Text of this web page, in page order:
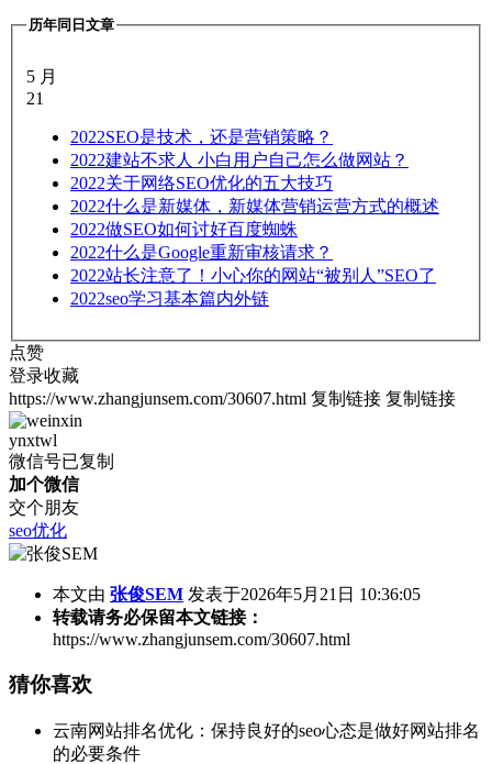
历年同日文章
5 月
21
2022SEO是技术，还是营销策略？
2022建站不求人 小白用户自己怎么做网站？
2022关于网络SEO优化的五大技巧
2022什么是新媒体，新媒体营销运营方式的概述
2022做SEO如何讨好百度蜘蛛
2022什么是Google重新审核请求？
2022站长注意了！小心你的网站“被别人”SEO了
2022seo学习基本篇内外链
点赞
登录收藏
https://www.zhangjunsem.com/30607.html 复制链接 复制链接
ynxtwl
微信号已复制
加个微信
交个朋友
seo优化
本文由 张俊SEM 发表于2026年5月21日 10:36:05
转载请务必保留本文链接：
https://www.zhangjunsem.com/30607.html
猜你喜欢
云南网站排名优化：保持良好的seo心态是做好网站排名
的必要条件